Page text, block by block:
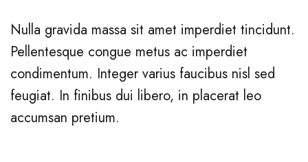
Nulla gravida massa sit amet imperdiet tincidunt.
Pellentesque congue metus ac imperdiet
condimentum. Integer varius faucibus nisl sed
feugiat. In finibus dui libero, in placerat leo
accumsan pretium.